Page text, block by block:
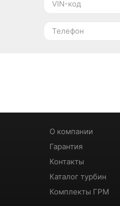
О компании
Гарантия
Контакты
Каталог турбин
Комплекты ГРМ